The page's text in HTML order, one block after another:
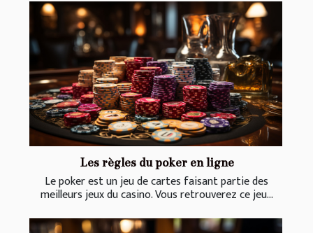
Les règles du poker en ligne
Le poker est un jeu de cartes faisant partie des
meilleurs jeux du casino. Vous retrouverez ce jeu...